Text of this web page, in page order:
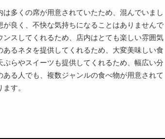
多くの席が用意されていたため、混んでいまし
良く、不快な気持ちになることはありませんで
スしてくれるため、店内はとても楽しい雰囲気
るネタを提供してくれるため、大変美味しい食
らやスイーツも提供してくれるため、幅広い分
る人でも、複数ジャンルの食べ物が用意されて
す。